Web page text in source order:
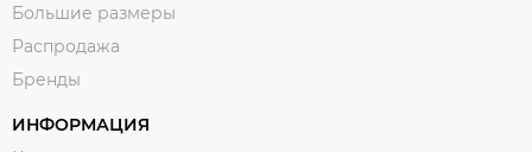
Большие размеры
Распродажа
Бренды
ИНФОРМАЦИЯ